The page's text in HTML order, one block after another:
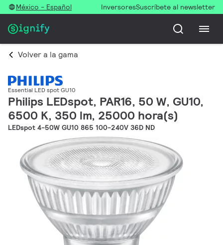
México - Español InversoresSuscríbete al newsletter
Volver a la gama
Essential LED spot GU10
Philips LEDspot, PAR16, 50 W, GU10,
6500 K, 350 lm, 25000 hora(s)
LEDspot 4-50W GU10 865 100-240V 36D ND